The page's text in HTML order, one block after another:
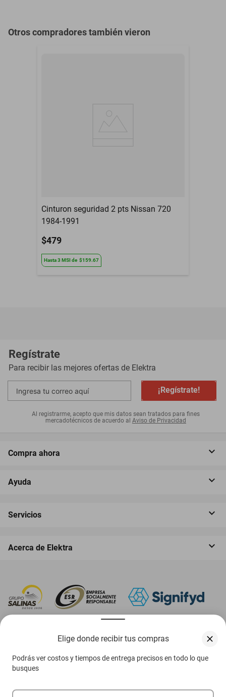
Elige donde recibir tus compras
Podrás ver costos y tiempos de entrega precisos en todo lo que
busques
Otros compradores también vieron
Cinturon seguridad 2 pts Nissan 720
1984-1991
$479
Hasta3 MSIde $159.67
Regístrate
Para recibir las mejores ofertas de Elektra
¡Regístrate!
Al registrarme, acepto que mis datos sean tratados para fines
mercadotécnicos de acuerdo al Aviso de Privacidad
Compra ahora
Ayuda
Servicios
Acerca de Elektra